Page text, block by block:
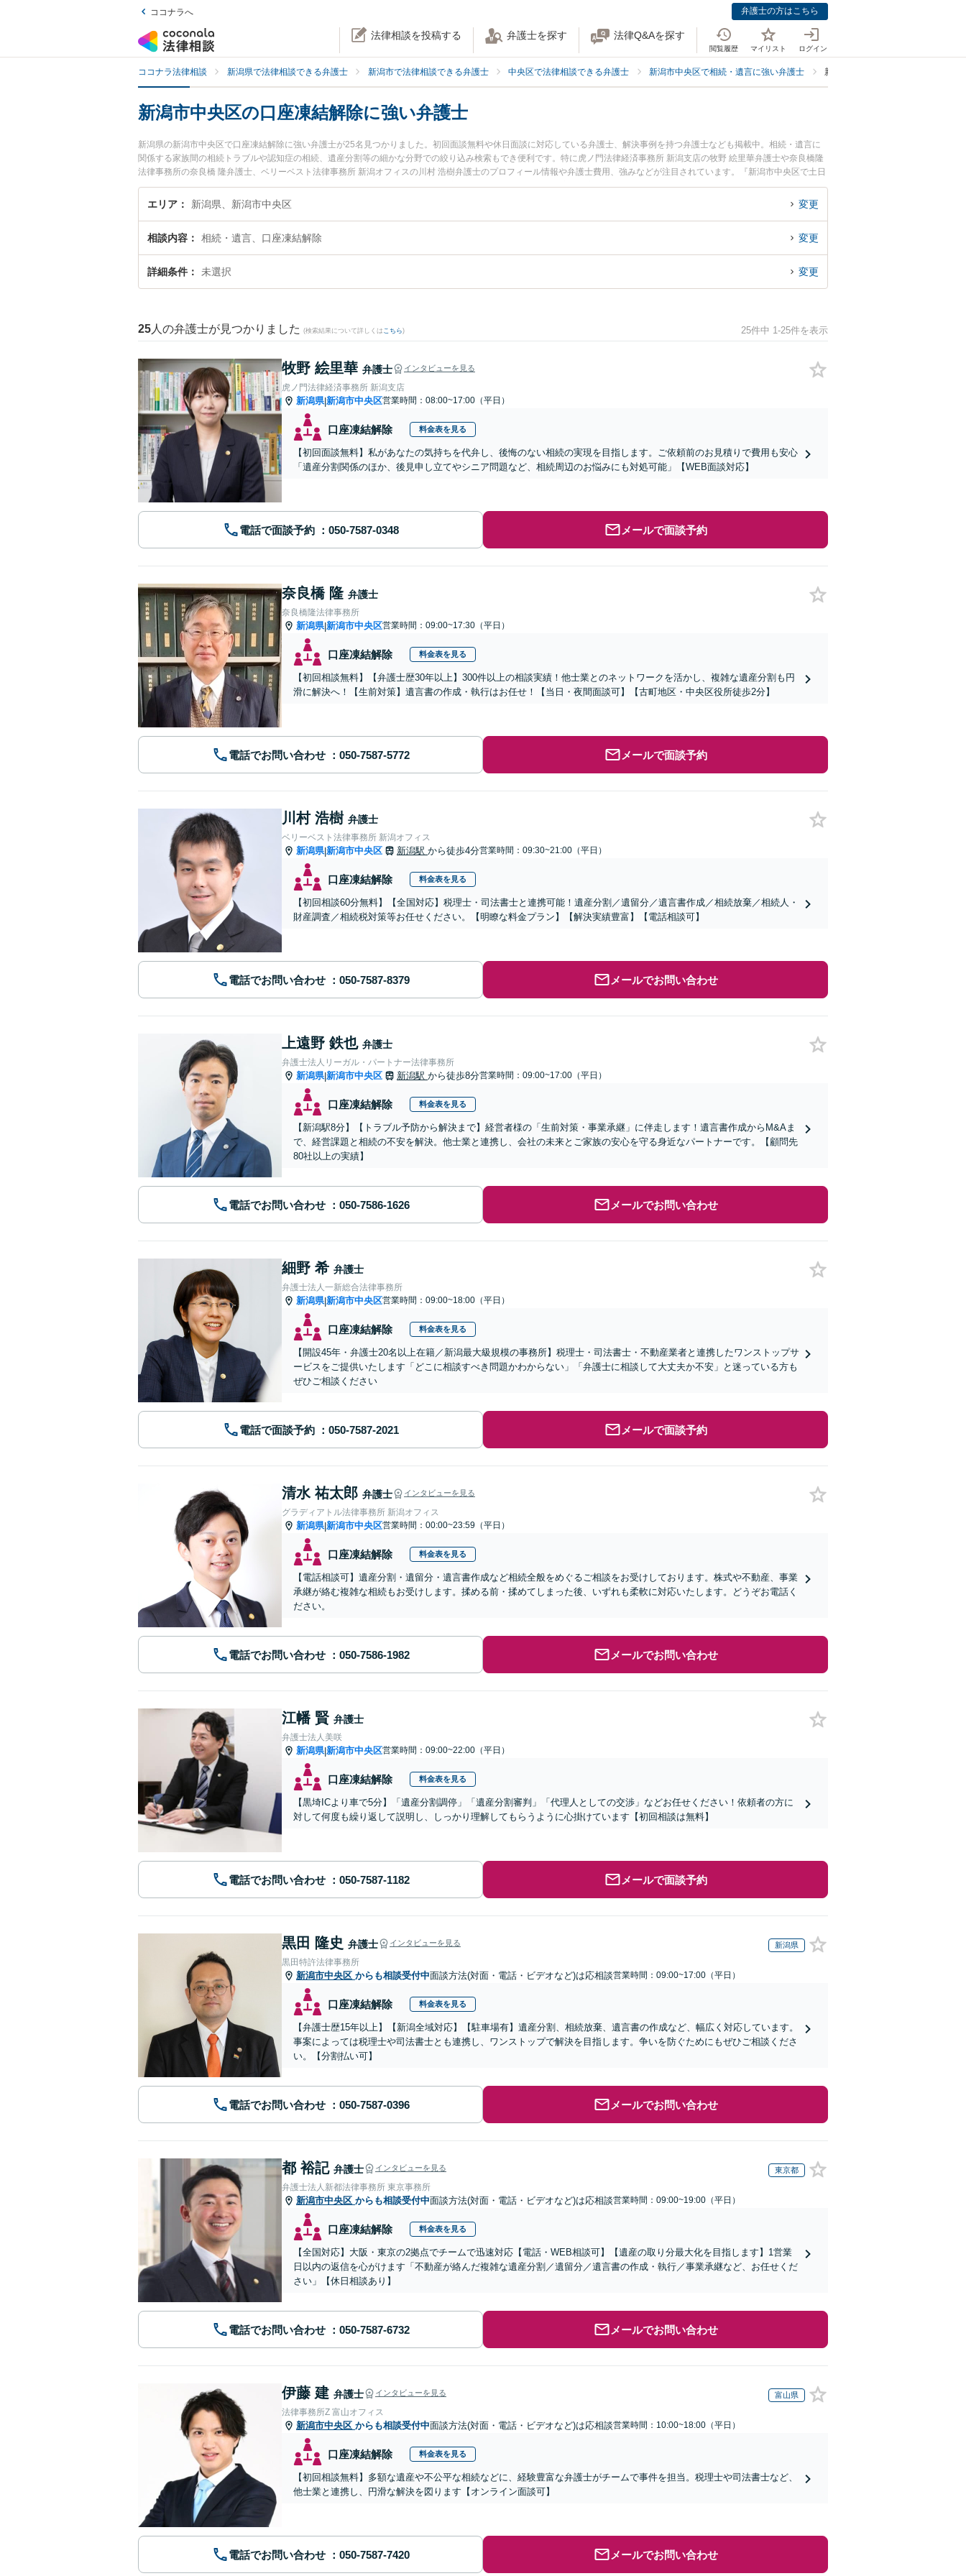
ココナラへ 弁護士の方はこちら
法律相談を投稿する 弁護士を探す 法律Q&Aを探す
閲覧履歴 マイリスト ログイン
ココナラ法律相談 新潟県で法律相談できる弁護士 新潟市で法律相談できる弁護士 中央区で法律相談できる弁護士 新潟市中央区で相続・遺言に強い弁護士 新潟市中央区で口座凍結解除に強い
新潟市中央区の口座凍結解除に強い弁護士
新潟県の新潟市中央区で口座凍結解除に強い弁護士が25名見つかりました。初回面談無料や休日面談に対応している弁護士、解決事例を持つ弁護士なども掲載中。相続・遺言に
関係する家族間の相続トラブルや認知症の相続、遺産分割等の細かな分野での絞り込み検索もでき便利です。特に虎ノ門法律経済事務所 新潟支店の牧野 絵里華弁護士や奈良橋隆
法律事務所の奈良橋 隆弁護士、ベリーベスト法律事務所 新潟オフィスの川村 浩樹弁護士のプロフィール情報や弁護士費用、強みなどが注目されています。『新潟市中央区で土日
や夜間に発生した口座凍結解除のトラブルを今すぐに弁護士に相談したい』『口座凍結解除のトラブル解決の実績豊富な近くの弁護士を検索したい』『初回相談無料で口座凍結解
除を法律相談できる新潟市中央区内の弁護士に相談予約したい』などでお困りの相談者さんにおすすめです。
エリア 新潟県、新潟市中央区 変更
相談内容 相続・遺言、口座凍結解除 変更
詳細条件 未選択 変更
25 人の弁護士が見つかりました (検索結果について詳しくは こちら) 25件中 1-25件を表示
牧野 絵里華 弁護士 インタビューを見る
虎ノ門法律経済事務所 新潟支店
新潟県|新潟市中央区営業時間：08:00~17:00（平日）
口座凍結解除 料金表を見る
【初回面談無料】私があなたの気持ちを代弁し、後悔のない相続の実現を目指します。ご依頼前のお見積りで費用も安心
「遺産分割関係のほか、後見申し立てやシニア問題など、相続周辺のお悩みにも対処可能」【WEB面談対応】
電話で面談予約 メールで面談予約
奈良橋 隆 弁護士
奈良橋隆法律事務所
新潟県|新潟市中央区営業時間：09:00~17:30（平日）
口座凍結解除 料金表を見る
【初回相談無料】【弁護士歴30年以上】300件以上の相談実績！他士業とのネットワークを活かし、複雑な遺産分割も円
滑に解決へ！【生前対策】遺言書の作成・執行はお任せ！【当日・夜間面談可】【古町地区・中央区役所徒歩2分】
電話でお問い合わせ メールで面談予約
川村 浩樹 弁護士
ベリーベスト法律事務所 新潟オフィス
新潟県|新潟市中央区 新潟駅 から徒歩4分営業時間：09:30~21:00（平日）
口座凍結解除 料金表を見る
【初回相談60分無料】【全国対応】税理士・司法書士と連携可能！遺産分割／遺留分／遺言書作成／相続放棄／相続人・
財産調査／相続税対策等お任せください。【明瞭な料金プラン】【解決実績豊富】【電話相談可】
電話でお問い合わせ メールでお問い合わせ
上遠野 鉄也 弁護士
弁護士法人リーガル・パートナー法律事務所
新潟県|新潟市中央区 新潟駅 から徒歩8分営業時間：09:00~17:00（平日）
口座凍結解除 料金表を見る
【新潟駅8分】【トラブル予防から解決まで】経営者様の「生前対策・事業承継」に伴走します！遺言書作成からM&Aま
で、経営課題と相続の不安を解決。他士業と連携し、会社の未来とご家族の安心を守る身近なパートナーです。【顧問先
80社以上の実績】
電話でお問い合わせ メールでお問い合わせ
細野 希 弁護士
弁護士法人一新総合法律事務所
新潟県|新潟市中央区営業時間：09:00~18:00（平日）
口座凍結解除 料金表を見る
【開設45年・弁護士20名以上在籍／新潟最大級規模の事務所】税理士・司法書士・不動産業者と連携したワンストップサ
ービスをご提供いたします「どこに相談すべき問題かわからない」「弁護士に相談して大丈夫か不安」と迷っている方も
ぜひご相談ください
電話で面談予約 メールで面談予約
清水 祐太郎 弁護士 インタビューを見る
グラディアトル法律事務所 新潟オフィス
新潟県|新潟市中央区営業時間：00:00~23:59（平日）
口座凍結解除 料金表を見る
【電話相談可】遺産分割・遺留分・遺言書作成など相続全般をめぐるご相談をお受けしております。株式や不動産、事業
承継が絡む複雑な相続もお受けします。揉める前・揉めてしまった後、いずれも柔軟に対応いたします。どうぞお電話く
ださい。
電話でお問い合わせ メールでお問い合わせ
江幡 賢 弁護士
弁護士法人美咲
新潟県|新潟市中央区営業時間：09:00~22:00（平日）
口座凍結解除 料金表を見る
【黒埼ICより車で5分】「遺産分割調停」「遺産分割審判」「代理人としての交渉」などお任せください！依頼者の方に
対して何度も繰り返して説明し、しっかり理解してもらうように心掛けています【初回相談は無料】
電話でお問い合わせ メールで面談予約
黒田 隆史 弁護士 インタビューを見る 新潟県
黒田特許法律事務所
新潟市中央区 からも相談受付中面談方法(対面・電話・ビデオなど)は応相談営業時間：09:00~17:00（平日）
口座凍結解除 料金表を見る
【弁護士歴15年以上】【新潟全域対応】【駐車場有】遺産分割、相続放棄、遺言書の作成など、幅広く対応しています。
事案によっては税理士や司法書士とも連携し、ワンストップで解決を目指します。争いを防ぐためにもぜひご相談くださ
い。【分割払い可】
電話でお問い合わせ メールでお問い合わせ
都 裕記 弁護士 インタビューを見る 東京都
弁護士法人新都法律事務所 東京事務所
新潟市中央区 からも相談受付中面談方法(対面・電話・ビデオなど)は応相談営業時間：09:00~19:00（平日）
口座凍結解除 料金表を見る
【全国対応】大阪・東京の2拠点でチームで迅速対応【電話・WEB相談可】【遺産の取り分最大化を目指します】1営業
日以内の返信を心がけます「不動産が絡んだ複雑な遺産分割／遺留分／遺言書の作成・執行／事業承継など、お任せくだ
さい」【休日相談あり】
電話でお問い合わせ メールでお問い合わせ
伊藤 建 弁護士 インタビューを見る 富山県
法律事務所Z 富山オフィス
新潟市中央区 からも相談受付中面談方法(対面・電話・ビデオなど)は応相談営業時間：10:00~18:00（平日）
口座凍結解除 料金表を見る
【初回相談無料】多額な遺産や不公平な相続などに、経験豊富な弁護士がチームで事件を担当。税理士や司法書士など、
他士業と連携し、円滑な解決を図ります【オンライン面談可】
電話でお問い合わせ メールでお問い合わせ